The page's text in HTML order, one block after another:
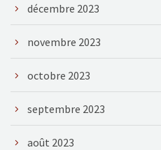
décembre 2023
novembre 2023
octobre 2023
septembre 2023
août 2023